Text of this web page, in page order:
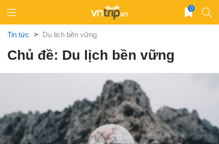
content
0
Tin tức > Du lịch bền vững
Chủ đề: Du lịch bền vững